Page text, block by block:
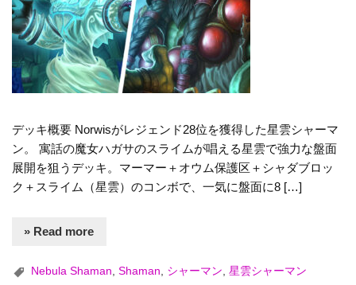
デッキ概要 Norwisがレジェンド28位を獲得した星雲シャーマ
ン。 寓話の魔女ハガサのスライムが唱える星雲で強力な盤面
展開を狙うデッキ。マーマー＋オウム保護区＋シャダブロッ
ク＋スライム（星雲）のコンボで、一気に盤面に8 […]
» Read more
Nebula Shaman ,Shaman シャーマン ,星雲シャーマン